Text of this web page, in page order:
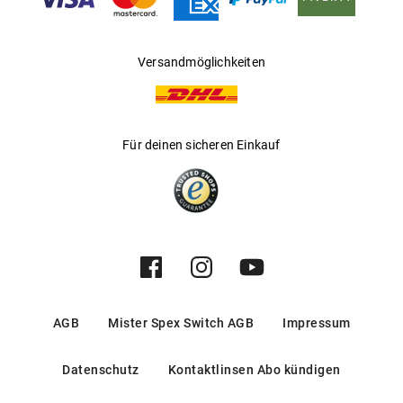
mit Hornhautverkrümmung.
Versandmöglichkeiten
Für deinen sicheren Einkauf
AGB Mister Spex Switch AGB Impressum
Datenschutz Kontaktlinsen Abo kündigen